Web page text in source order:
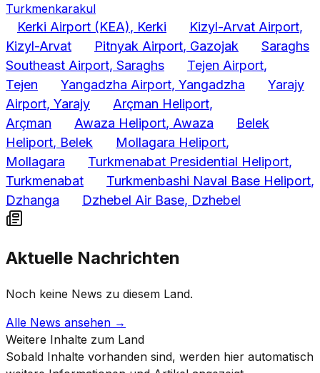
Turkmenkarakul
Kerki Airport (KEA), Kerki Kizyl-Arvat Airport,
Kizyl-Arvat
Pitnyak Airport, Gazojak
Saraghs
Southeast Airport, Saraghs Tejen Airport,
Tejen
Yangadzha Airport, Yangadzha
Yarajy
Airport, Yarajy Arçman Heliport,
Arçman
Awaza Heliport, Awaza
Belek
Heliport, Belek Mollagara Heliport,
Mollagara
Turkmenabat Presidential Heliport,
Turkmenabat
Turkmenbashi Naval Base Heliport,
Dzhanga
Dzhebel Air Base, Dzhebel
Aktuelle Nachrichten
Noch keine News zu diesem Land.
Alle News ansehen →
Weitere Inhalte zum Land
Sobald Inhalte vorhanden sind, werden hier automatisch